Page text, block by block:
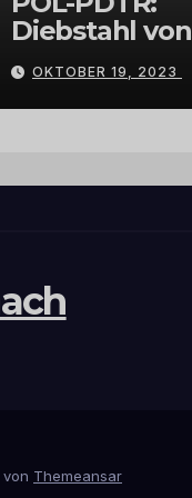
Diebstahl von
Grabschmuck
OKTOBER 19, 2023
Themeansar